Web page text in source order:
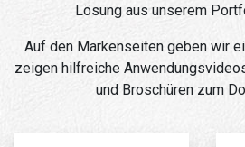
Lösung aus unserem
Auf den Markenseiten geben wir
zeigen hilfreiche
und Broschüren zum